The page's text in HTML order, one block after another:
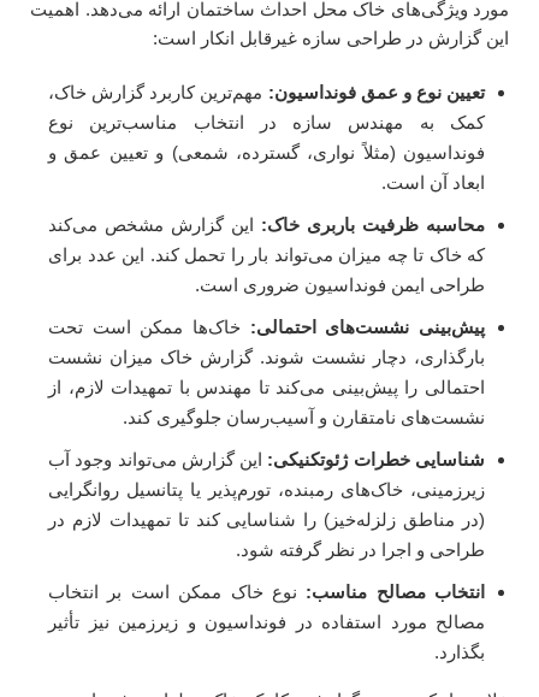
مورد ویژگی‌های خاک محل احداث ساختمان ارائه می‌دهد. اهمیت
این گزارش در طراحی سازه غیرقابل انکار است:
تعیین نوع و عمق فونداسیون: مهم‌ترین کاربرد گزارش خاک،
کمک به مهندس سازه در انتخاب مناسب‌ترین نوع
فونداسیون (مثلاً نواری، گسترده، شمعی) و تعیین عمق و
ابعاد آن است.
محاسبه ظرفیت باربری خاک: این گزارش مشخص می‌کند
که خاک تا چه میزان می‌تواند بار را تحمل کند. این عدد برای
طراحی ایمن فونداسیون ضروری است.
پیش‌بینی نشست‌های احتمالی: خاک‌ها ممکن است تحت
بارگذاری، دچار نشست شوند. گزارش خاک میزان نشست
احتمالی را پیش‌بینی می‌کند تا مهندس با تمهیدات لازم، از
نشست‌های نامتقارن و آسیب‌رسان جلوگیری کند.
شناسایی خطرات ژئوتکنیکی: این گزارش می‌تواند وجود آب
زیرزمینی، خاک‌های رمبنده، تورم‌پذیر یا پتانسیل روانگرایی
(در مناطق زلزله‌خیز) را شناسایی کند تا تمهیدات لازم در
طراحی و اجرا در نظر گرفته شود.
انتخاب مصالح مناسب: نوع خاک ممکن است بر انتخاب
مصالح مورد استفاده در فونداسیون و زیرزمین نیز تأثیر
بگذارد.